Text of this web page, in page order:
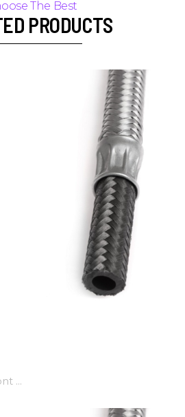
PRODUCTS
...